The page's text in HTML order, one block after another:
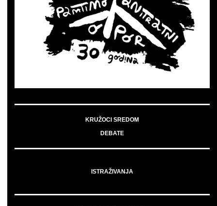
KRUŽOCI SREDOM
DEBATE
ISTRAŽIVANJA